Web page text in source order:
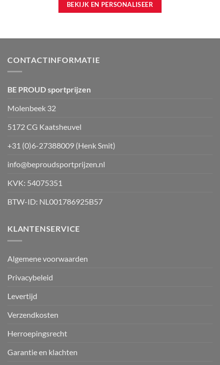
BEKIJK EN PERSONALISEER
heeft
CONTACTINFORMATIE
BE PROUD sportprijzen
Molenbeek 32
5172 CG Kaatsheuvel
+31 (0)6-27388009 (Henk Smit)
info@beproudsportprijzen.nl
KVK: 54075351
BTW-ID: NL001786925B57
KLANTENSERVICE
Algemene voorwaarden
Privacybeleid
Levertijd
Verzendkosten
Herroepingsrecht
Garantie en klachten